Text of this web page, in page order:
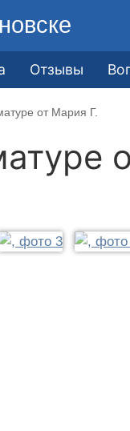
Отзывы
от Мария Г.